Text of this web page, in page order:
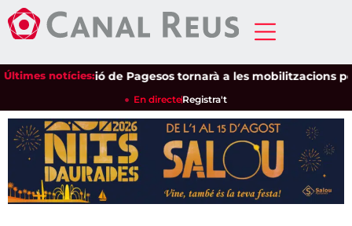
Últimes notícies:Unió de Pagesos tornarà a les mobilitzacions per
En directeRegistra't